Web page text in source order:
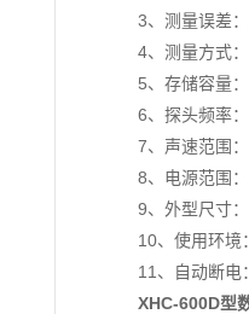
3、测量误差
4、测量方式
5、存储容量
6、探头频率
7、声速范围
8、电源范围
9、外型尺寸
10、使用环境
11、自动断电
XHC-600D型